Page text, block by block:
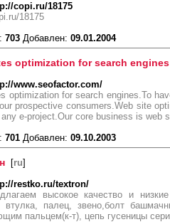
copi.ru/18175
18175
703 Добавлен: 09.01.2004
optimization for search engines
www.seofactor.com/
optimization for search engines.To
prospective consumers.Web site
e-project.Our core business is web
701 Добавлен: 09.10.2003
[ru]
restko.ru/textron/
высокое качество и
втулка, палец, звено,болт
пальцем(к-т), цепь гусеницы